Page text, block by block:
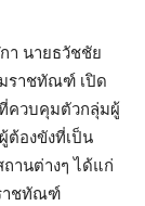
า นายธวัชชัย
ราชทัณฑ์ เปิด
ควบคุมตัวกลุ่มผู้
ต้องขังที่เป็น
านต่างๆ ได้แก่
าชทัณฑ์